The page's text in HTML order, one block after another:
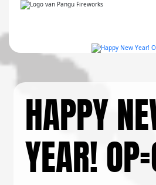
HAPPY
YEAR!